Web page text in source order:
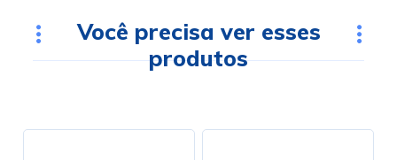
Você precisa ver esses
produtos